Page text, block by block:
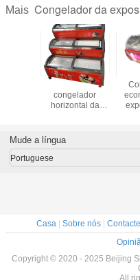
Mais Congelador da
3 camadas do
congelador
horizontal da
Mude a língua
Portuguese
Casa | Sobre nós |
Copyright © 2020 - 2025 Beijing
All